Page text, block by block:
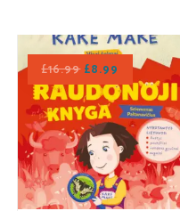
£16.99 £8.99